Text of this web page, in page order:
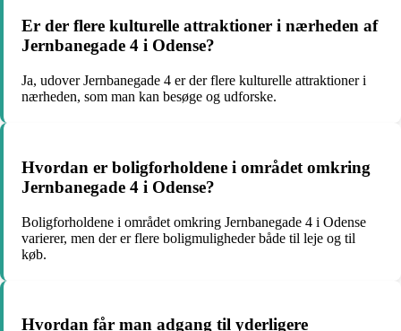
Er der flere kulturelle attraktioner i nærheden af
Jernbanegade 4 i Odense?
Ja, udover Jernbanegade 4 er der flere kulturelle attraktioner i
nærheden, som man kan besøge og udforske.
Hvordan er boligforholdene i området omkring
Jernbanegade 4 i Odense?
Boligforholdene i området omkring Jernbanegade 4 i Odense
varierer, men der er flere boligmuligheder både til leje og til
køb.
Hvordan får man adgang til yderligere